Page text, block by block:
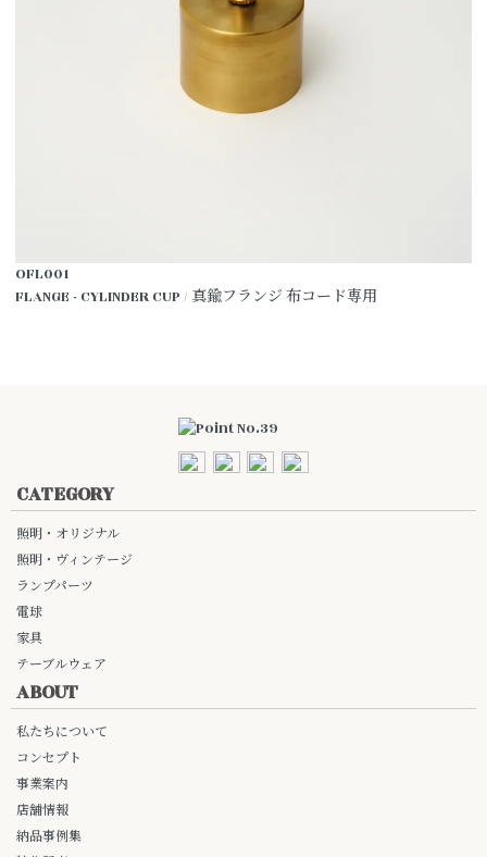
OFL001
FLANGE - CYLINDER CUP / 真鍮フランジ 布コード専用
CATEGORY
照明・オリジナル
照明・ヴィンテージ
ランプパーツ
電球
家具
テーブルウェア
ABOUT
私たちについて
コンセプト
事業案内
店舗情報
納品事例集